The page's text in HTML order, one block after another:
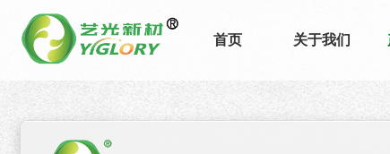
首页 关于我们